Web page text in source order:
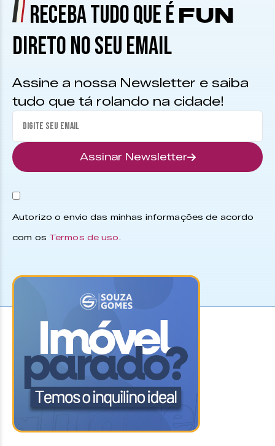
RECEBA TUDO QUE É FUN
DIRETO NO SEU EMAIL
Assine a nossa Newsletter e saiba
tudo que tá rolando na cidade!
Assinar Newsletter
Autorizo o envio das minhas informações de acordo
com os Termos de uso